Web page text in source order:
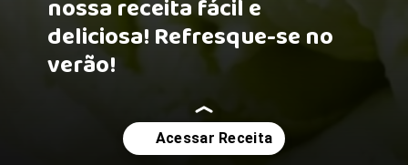
nossa receita fácil e
deliciosa! Refresque-se no
verão!